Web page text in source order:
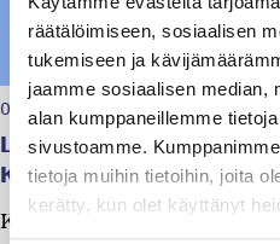
räätälöimiseen, sosiaalisen
tukemiseen ja
jaamme sosiaalisen median,
alan kumppaneillemme
sivustoamme.
tietoja muihin tietoihin, joita
kerätty, kun olet käyttänyt
06.08.2026, klo 07:22
Lämmöntuotossa katkos
Kangastie – alueella/
Kaukolämpölinjan remontti